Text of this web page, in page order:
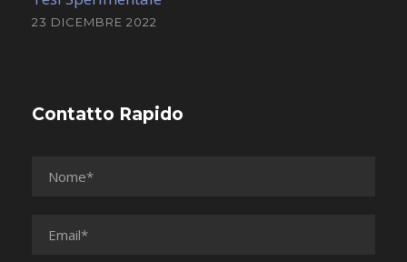
23 DICEMBRE 2022
Contatto Rapido